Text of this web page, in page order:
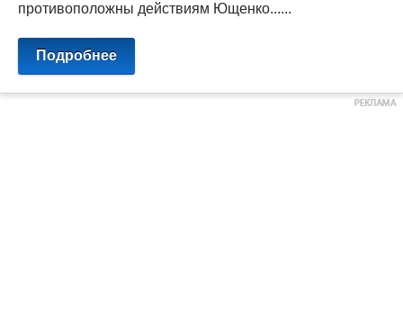
противоположны действиям Ющенко......
Подробнее